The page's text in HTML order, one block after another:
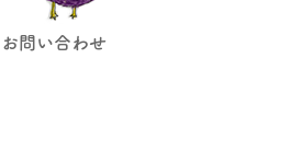
お問い合わせ